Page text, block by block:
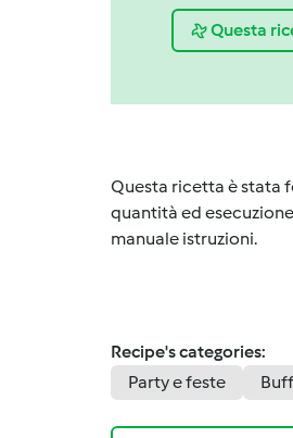
Questa
Questa ricetta è stata
quantità ed
manuale istruzioni.
Recipe's categories:
Party e feste